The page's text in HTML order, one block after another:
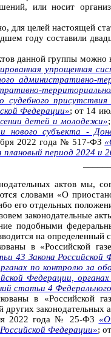
или носит
для целей настоящей
году составили
данной группы
упрощенная
административно-
судебного
Федерации»; от 14
детей и молодежи»
нового субъекта -
2022 года № 517-ФЗ
плановый период 2024 и
актов мы,
словами «О
его отдельных
законодательные
подобными
на
в «Российской
43 Закона Российской
по контролю за
Федерации,
статьи 4
в «Российской
законодательных
2022 года № 25-ФЗ «О
Федерации»;